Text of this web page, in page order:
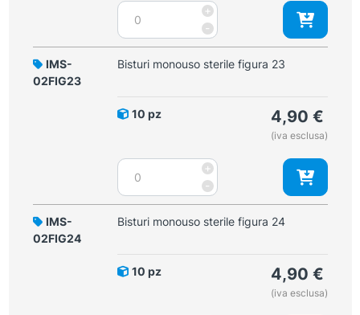
-
Bisturi
monouso
sterile
figura
+
IMS-
02FIG23
Bisturi monouso sterile figura 23
10 pz 4,90 €
(iva esclusa)
-
Bisturi
monouso
sterile
figura
+
IMS-
02FIG24
Bisturi monouso sterile figura 24
10 pz 4,90 €
(iva esclusa)